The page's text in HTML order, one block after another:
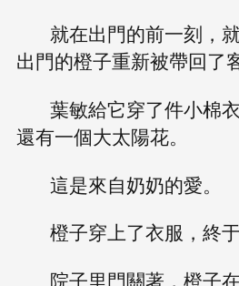
就在出門的前一刻，
出門的橙子重新被帶回了
葉敏給它穿了件小棉
還有一個大太陽花。
這是來自奶奶的愛。
橙子穿上了衣服，終
院子里門關著，橙子